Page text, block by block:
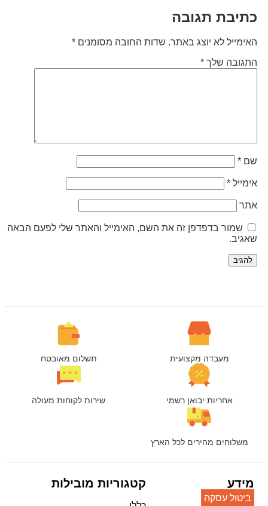
תגובה
לא יוצג באתר. שדות החובה מסומנים*
שלך*
*
*
שמור בדפדפן זה את השם, האימייל והאתר שלי לפעם הבאה
מעבדה מקצועית תשלום מאובטח
אחריות יבואן רשמי שירות לקוחות מעולה
משלוחים מהירים לכל הארץ
מידע
ביטול עסקה
קטגוריות מובילות